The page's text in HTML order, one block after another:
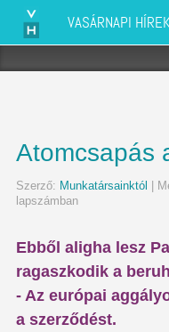
VASÁRNAPI
Atomcsapás
Szerző: Munkatársainktól
|
lapszámban
Ebből aligha lesz
ragaszkodik a
- Az európai
a szerződést.